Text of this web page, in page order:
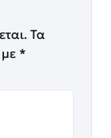
Τα
*